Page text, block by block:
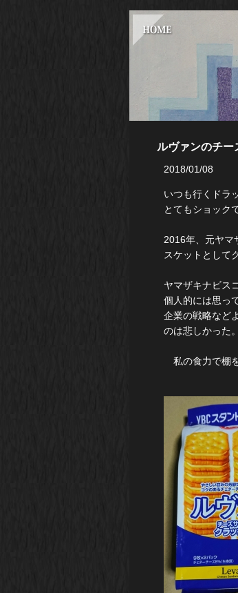
ルヴァンのチー
2018/01/08
いつも行くドラ
とてもショック
2016年、元ヤマ
スケットとして
ヤマザキナビス
個人的には思っ
企業の戦略など
のは悲しかった。
私の食力で棚